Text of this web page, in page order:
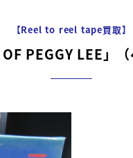
【Reel to reel tape買取】
PEGGY LEE」（